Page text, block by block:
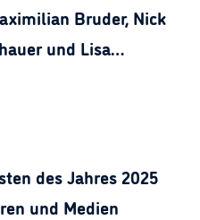
Bruder, Nick
und Lisa
des Jahres 2025
und Medien